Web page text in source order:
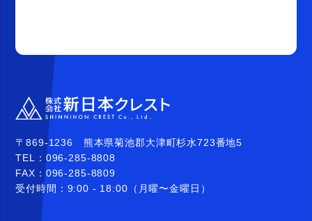
〒869-1236 熊本県菊池郡大津町杉水723番地5
TEL： 096-285-8808
FAX：096-285-8809
受付時間：9:00 - 18:00（月曜〜金曜日）